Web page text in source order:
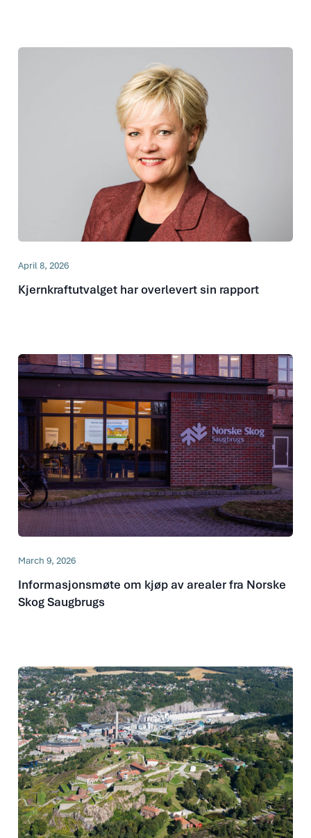
April 8, 2026
Kjernkraftutvalget har overlevert sin rapport
March 9, 2026
Informasjonsmøte om kjøp av arealer fra Norske
Skog Saugbrugs